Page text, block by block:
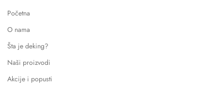
Početna
O nama
Šta je deking?
Naši proizvodi
Akcije i popusti